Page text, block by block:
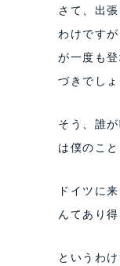
さて、出
わけです
が一度も
づきでしょ
そう、誰
は僕のこと
ドイツに
んてあり
というわ